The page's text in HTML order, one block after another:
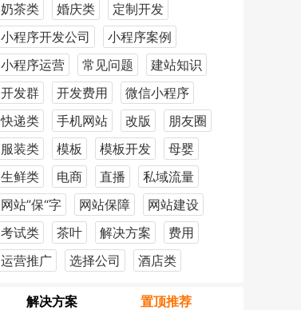
奶茶类
婚庆类
定制开发
小程序开发公司
小程序案例
小程序运营
常见问题
建站知识
开发群
开发费用
微信小程序
快递类
手机网站 改版
朋友圈
服装类
模板 模板开发
母婴
生鲜类
电商 直播
私域流量
网站”保“字
网站保障
网站建设
考试类
茶叶 解决方案
费用
运营推广
选择公司 酒店类
解决方案 置顶推荐